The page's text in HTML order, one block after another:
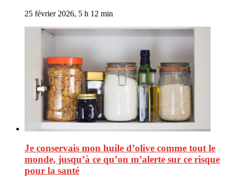
25 février 2026, 5 h 12 min
Je conservais mon huile d’olive comme tout le
monde, jusqu’à ce qu’on m’alerte sur ce risque
pour la santé